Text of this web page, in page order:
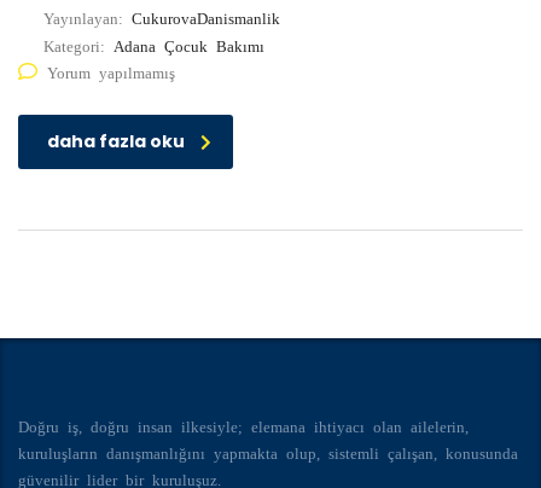
Yayınlayan: CukurovaDanismanlik
Kategori: Adana Çocuk Bakımı
Yorum yapılmamış
daha fazla oku
Doğru iş, doğru insan ilkesiyle; elemana ihtiyacı olan ailelerin,
kuruluşların danışmanlığını yapmakta olup, sistemli çalışan, konusunda
güvenilir lider bir kuruluşuz.